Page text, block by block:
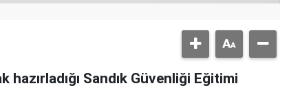
Sandık Güvenliği Eğitimi